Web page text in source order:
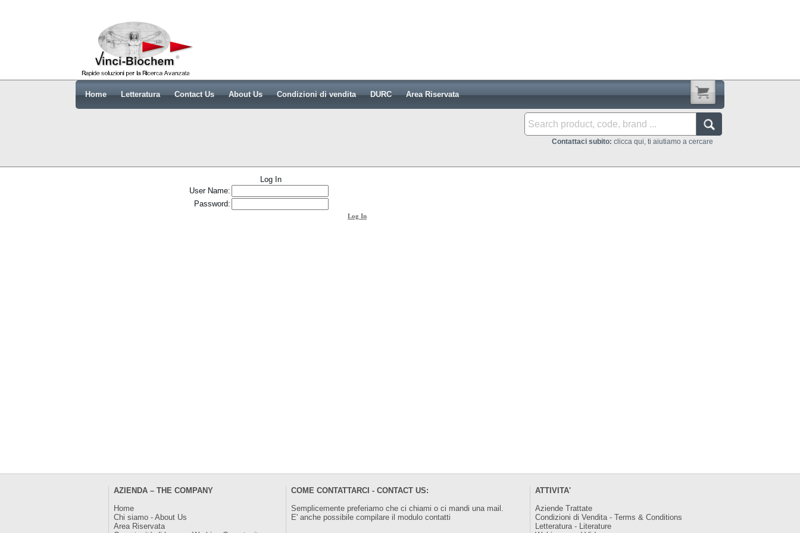
Home Letteratura Contact Us About Us Condizioni di vendita DURC Area Riservata
Contattaci subito: clicca qui, ti aiutiamo a cercare
Log In
User Name:
Password:
Log In
AZIENDA – THE COMPANY
Home
Chi siamo - About Us
Area Riservata
COME CONTATTARCI - CONTACT US:
Semplicemente preferiamo che ci chiami o ci mandi una mail.
E' anche possibile compilare il modulocontatti
ATTIVITA'
Aziende Trattate
Condizioni di Vendita - Terms & Conditions
Letteratura - Literature